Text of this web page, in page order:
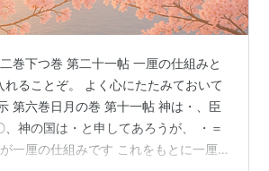
巻下つ巻 第二十一帖 一厘の仕組みと
れることぞ。 よく心にたたみておいて
第六巻日月の巻 第十一帖 神は・、臣
、神の国は・と申してあろうが、 ・＝
一厘の仕組みです これをもとに一厘